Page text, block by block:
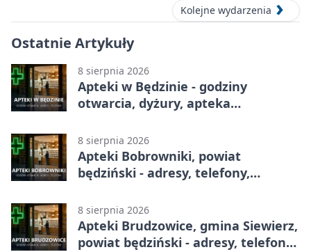
Kolejne wydarzenia
Ostatnie Artykuły
8 sierpnia 2026
Apteki w Będzinie - godziny
otwarcia, dyżury, apteka
8 sierpnia 2026
Apteki Bobrowniki, powiat
będziński - adresy, telefony,
8 sierpnia 2026
Apteki Brudzowice, gmina Siewierz,
powiat będziński - adresy, telefony,